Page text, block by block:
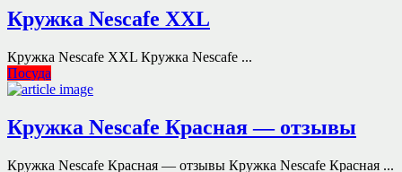
Кружка Nescafe XXL
Кружка Nescafe XXL Кружка Nescafe ...
Посуда
Кружка Nescafe Красная — отзывы
Кружка Nescafe Красная — отзывы Кружка Nescafe Красная ...